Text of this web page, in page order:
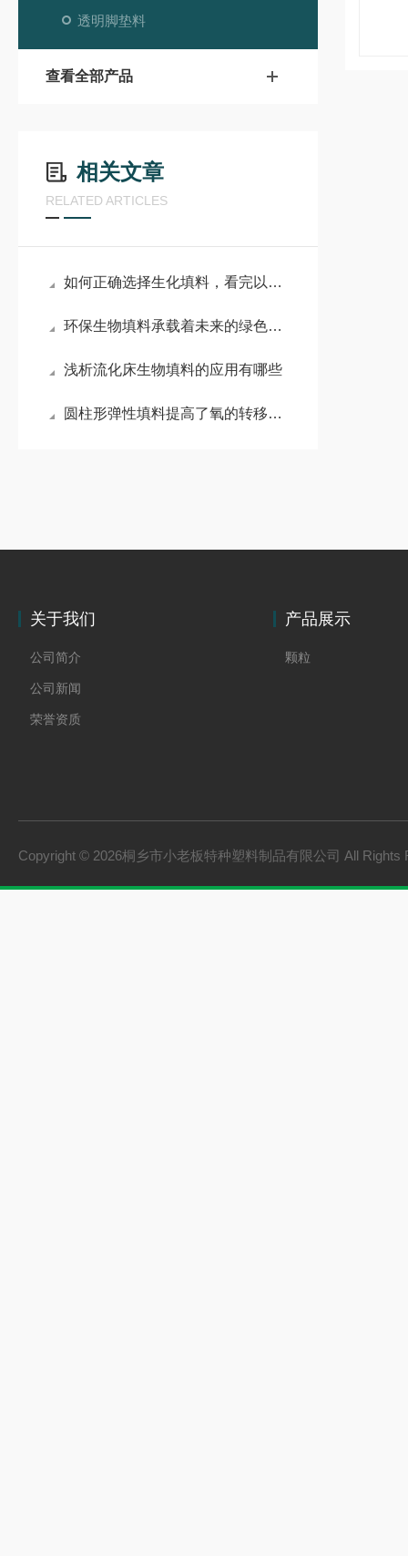
透明脚垫料
查看全部产品
相关文章
RELATED ARTICLES
如何正确选择生化填料，看完以下内容，你就明白了
环保生物填料承载着未来的绿色希望
浅析流化床生物填料的应用有哪些
圆柱形弹性填料提高了氧的转移率与充氧动力效率
关于我们
公司简介
公司新闻
荣誉资质
产品展示
颗粒
Copyright © 2026桐乡市小老板特种塑料制品有限公司 All